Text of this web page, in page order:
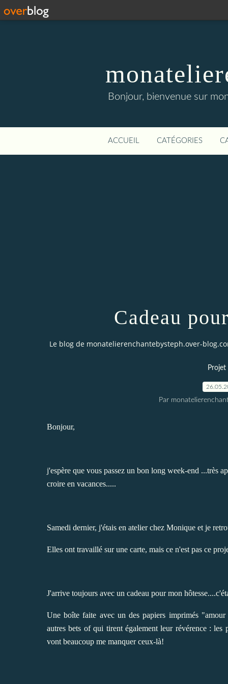
Bonjour, bienvenue sur
ACCUEIL CATÉGORIES
Cadeau
Le blog de monatelierenchantebysteph.over-
Projet
Par
Bonjour,
j'espère que vous passez un bon long week-end ...très
croire en vacances.....
Samedi dernier, j'étais en atelier chez Monique et je
Elles ont travaillé sur une carte, mais ce n'est pas ce
J'arrive toujours avec un cadeau pour mon
Une boîte faite avec un des papiers imprimés
autres bets of qui tirent également leur révérence :
vont beaucoup me manquer ceux-là!